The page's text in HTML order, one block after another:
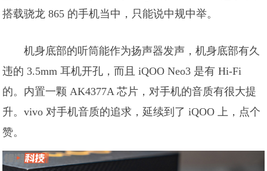
搭载骁龙 865 的手机当中，只能说中规中举。
机身底部的听筒能作为扬声器发声，机身底部有久
违的 3.5mm 耳机开孔，而且 iQOO Neo3 是有 Hi-Fi
的。内置一颗 AK4377A 芯片，对手机的音质有很大提
升。vivo 对手机音质的追求，延续到了 iQOO 上，点个
赞。